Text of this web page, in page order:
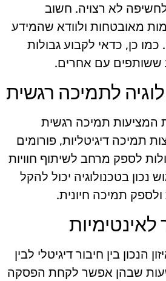
לחשיפה לא רצויה. חשוב
מאובטחות ולוודא שהמידע
כן, כדאי לקבוע גבולות
ששותפים עם אחרים.
לתמיכה רגשית
המציעות תמיכה רגשית
תמיכה דיגיטליות, פורומים
לספק מרחב לשיתוף חוויות
נכון בטכנולוגיה יכול להקל
תמיכה חיונית.
לאינטימיות
הנכון בין חיבור דיגיטלי לבין
שבהן אפשר לקחת הפסקה